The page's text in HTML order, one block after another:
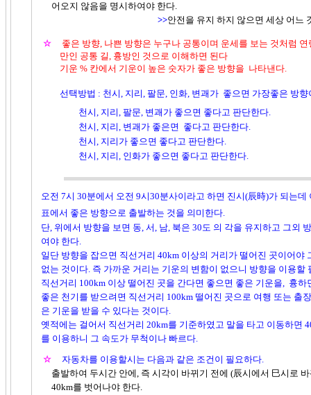
어오지 않음을 명시하여야 한다.
>>안전을 유지 하지 않으면 세상 어느
☆
좋은 방향, 나쁜 방향은 누구나 공통이며 운세를 보는 것처럼
만인 공통 길, 흉방인 것으로 이해하면 된다
기운 % 칸에서 기운이 높은 숫자가 좋은 방향을 나타낸다.
선택방법 : 천시, 지리, 팔문, 인화, 변괘가 좋으면 가장좋은 방향
천시, 지리, 팔문, 변괘가 좋으면 좋다고 판단한다.
천시, 지리, 변괘가 좋은면 좋다고 판단한다.
천시, 지리가 좋으면 좋다고 판단한다.
천시, 지리, 인화가 좋으면 좋다고 판단한다.
오전 7시 30분에서 오전 9시30분사이라고 하면 진시(辰時)가 되는
표에서 좋은 방향으로 출발하는 것을 의미한다.
단, 위에서 방향을 보면 동, 서, 남, 북은 30도 의 각을 유지하고 그외
여야 한다.
일단 방향을 잡으면 직선거리 40km 이상의 거리가 떨어진 곳이어야
없는 것이다. 즉 가까운 거리는 기운의 변함이 없으니 방향을 이용할
직선거리 100km 이상 떨어진 곳을 간다면 좋으면 좋은 기운을, 흉하
좋은 천기를 받으려면 직선거리 100km 떨어진 곳으로 여행 또는 출
은 기운을 받을 수 있다는 것이다.
옛적에는 걸어서 직선거리 20km를 기준하였고 말을 타고 이동하면
를 이용하니 그 속도가 무척이나 빠르다.
☆
자동차를 이용할시는 다음과 같은 조건이 필요하다.
출발하여 두시간 안에, 즉 시각이 바뀌기 전에 (辰시에서 巳시로 바
40km를 벗어나야 한다.